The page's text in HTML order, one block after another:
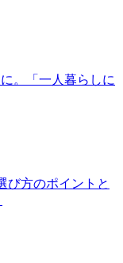
。「一人暮らしに
び方のポイントと